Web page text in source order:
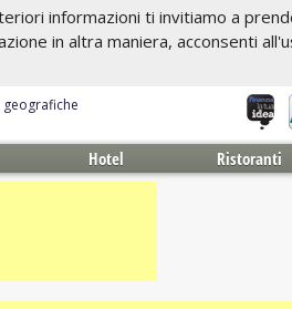
informazioni ti invitiamo a
in altra maniera, acconsenti
geografiche
Hotel Ristoranti